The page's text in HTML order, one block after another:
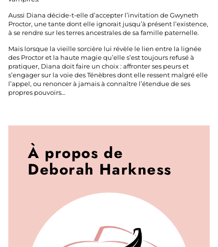
Aussi Diana décide-t-elle d’accepter l’invitation de Gwyneth
Proctor, une tante dont elle ignorait jusqu’à présent l’existence,
à se rendre sur les terres ancestrales de sa famille paternelle.
Mais lorsque la vieille sorcière lui révèle le lien entre la lignée
des Proctor et la haute magie qu’elle s’est toujours refusé à
pratiquer, Diana doit faire un choix : affronter ses peurs et
s’engager sur la voie des Ténèbres dont elle ressent malgré elle
l’appel, ou renoncer à jamais à connaître l’étendue de ses
propres pouvoirs…
À propos de
Deborah Harkness